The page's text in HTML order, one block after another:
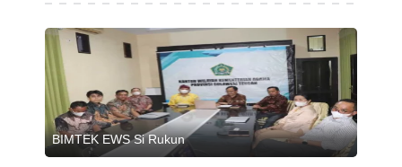
BIMTEK EWS Si Rukun